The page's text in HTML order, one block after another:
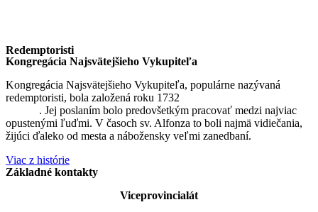
Redemptoristi
Kongregácia Najsvätejšieho Vykupiteľa
Kongregácia Najsvätejšieho Vykupiteľa, populárne nazývaná
redemptoristi, bola založená roku 1732
. Jej poslaním bolo predovšetkým pracovať medzi najviac
opustenými ľuďmi. V časoch sv. Alfonza to boli najmä vidiečania,
žijúci ďaleko od mesta a nábožensky veľmi zanedbaní.
Viac z histórie
Základné kontakty
Viceprovincialát